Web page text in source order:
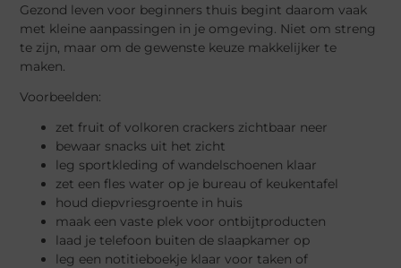
Gezond leven voor beginners thuis begint daarom vaak
met kleine aanpassingen in je omgeving. Niet om streng
te zijn, maar om de gewenste keuze makkelijker te
maken.
Voorbeelden:
zet fruit of volkoren crackers zichtbaar neer
bewaar snacks uit het zicht
leg sportkleding of wandelschoenen klaar
zet een fles water op je bureau of keukentafel
houd diepvriesgroente in huis
maak een vaste plek voor ontbijtproducten
laad je telefoon buiten de slaapkamer op
leg een notitieboekje klaar voor taken of